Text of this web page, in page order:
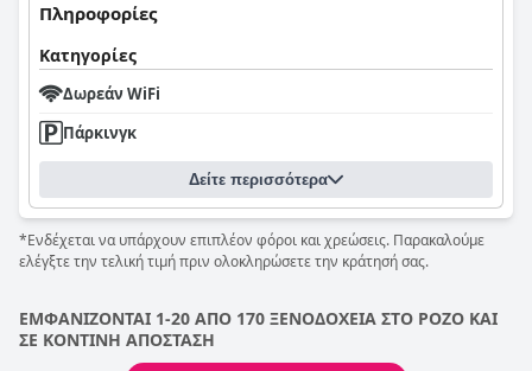
Πληροφορίες
Κατηγορίες
Δωρεάν WiFi
Πάρκινγκ
Δείτε περισσότερα
*Ενδέχεται να υπάρχουν επιπλέον φόροι και χρεώσεις. Παρακαλούμε
ελέγξτε την τελική τιμή πριν ολοκληρώσετε την κράτησή σας.
ΕΜΦΑΝΙΖΟΝΤΑΙ 1-20 ΑΠΟ 170 ΞΕΝΟΔΟΧΕΙΑ ΣΤΟ ΡΟΖΟ ΚΑΙ
ΣΕ ΚΟΝΤΙΝΗ ΑΠΟΣΤΑΣΗ